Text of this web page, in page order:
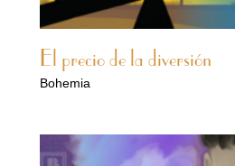
El precio de la diversión
Bohemia